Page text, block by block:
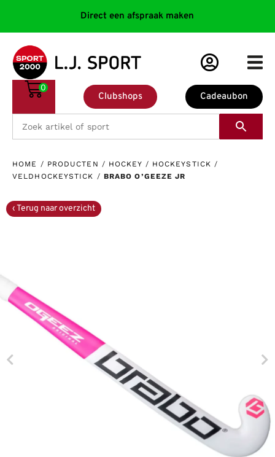
Direct een afspraak maken
Cadeaubon
Clubshops
0
HOME / PRODUCTEN / HOCKEY / HOCKEYSTICK /
VELDHOCKEYSTICK / BRABO O’GEEZE JR